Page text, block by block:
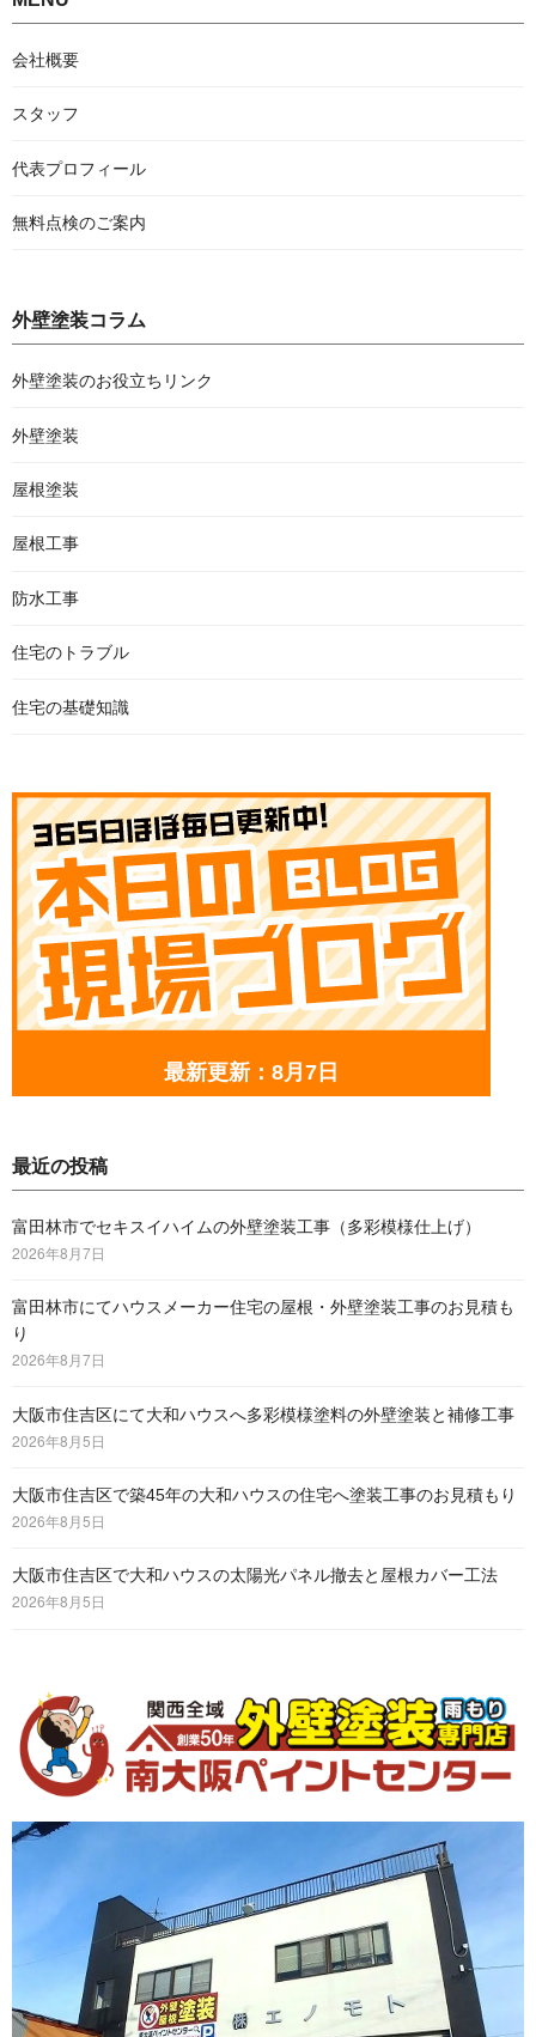
会社概要
スタッフ
代表プロフィール
無料点検のご案内
外壁塗装コラム
外壁塗装のお役立ちリンク
外壁塗装
屋根塗装
屋根工事
防水工事
住宅のトラブル
住宅の基礎知識
最新更新：8月7日
最近の投稿
富田林市でセキスイハイムの外壁塗装工事（多彩模様仕上げ）
2026年8月7日
富田林市にてハウスメーカー住宅の屋根・外壁塗装工事のお見積も
り
2026年8月7日
大阪市住吉区にて大和ハウスへ多彩模様塗料の外壁塗装と補修工事
2026年8月5日
大阪市住吉区で築45年の大和ハウスの住宅へ塗装工事のお見積もり
2026年8月5日
大阪市住吉区で大和ハウスの太陽光パネル撤去と屋根カバー工法
2026年8月5日